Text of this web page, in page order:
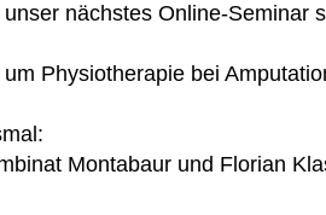
nächstes Online-Seminar
Physiotherapie bei
Montabaur und Florian